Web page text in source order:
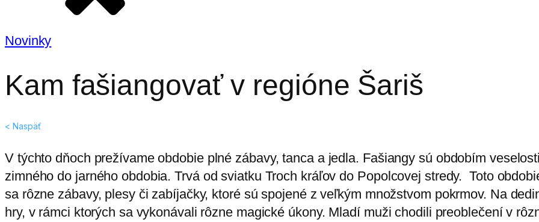
Novinky
Kam fašiangovať v regióne Šariš
< Naspäť
V týchto dňoch prežívame obdobie plné zábavy, tanca a jedla. Fašiangy sú obdobím
zimného do jarného obdobia. Trvá od sviatku Troch kráľov do Popolcovej stredy. Toto
sa rôzne zábavy, plesy či zabíjačky, ktoré sú spojené z veľkým množstvom pokrmov. Na
hry, v rámci ktorých sa vykonávali rôzne magické úkony. Mladí muži chodili preoblečení v